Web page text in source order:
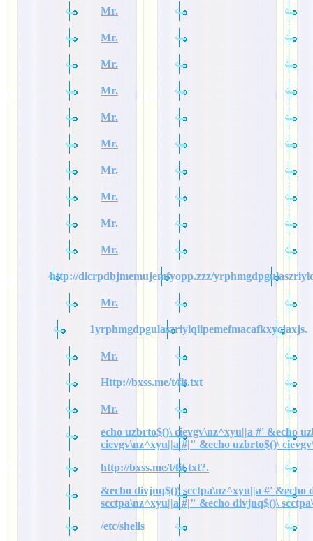
Mr.
Mr.
Mr.
Mr.
Mr.
Mr.
Mr.
Mr.
Mr.
Mr.
http://dicrpdbjmemujemfyopp.zzz/
Mr.
1yrphmgdpgulaszriylqiipemefmacafkxycjaxjs.
Mr.
Http://bxss.me/t/fit.txt
Mr.
echo uzbrto$()\ cievgv\nz^xyu||a #' &echo
cievgv\nz^xyu||a #|" &echo uzbrto$()\
http://bxss.me/t/fit.txt?.
&echo divjnq$()\ scctpa\nz^xyu||a #' &echo
scctpa\nz^xyu||a #|" &echo divjnq$()\
/etc/shells